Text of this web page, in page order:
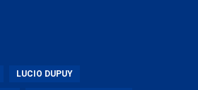
LUCIO DUPUY